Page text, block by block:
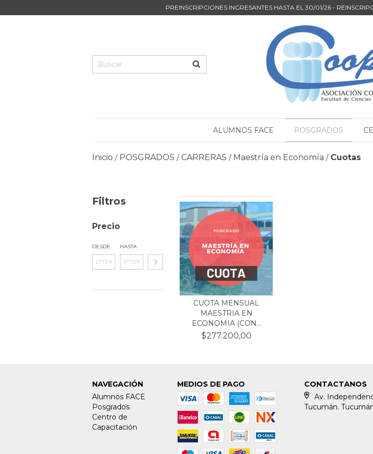
PREINSCRIPCIONES INGRESANTES HASTA EL 30/01/26 -
ALUMNOS FACE POSGRADOS
Inicio / POSGRADOS / CARRERAS / Maestría en Economía / Cuotas
Filtros
Precio
DESDE HASTA
CUOTA MENSUAL
MAESTRIA EN
ECONOMIA (CON...
$277.200,00
NAVEGACIÓN
Alumnos FACE
Posgrados
Centro de
Capacitación
MEDIOS DE PAGO
CONTACTANOS
Av.
Tucumán.